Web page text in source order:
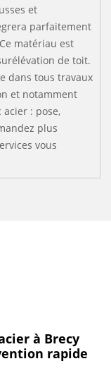
et
parfaitement
matériau est
de toit.
dans tous travaux
et notamment
: pose,
plus
vous
à Brecy
rapide